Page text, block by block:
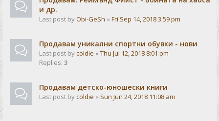
и др.
Last post byObi-GeSh « Fri Sep 14, 2018 3:59 pm
Продавам уникални спортни обувки - нови
Last post bycoldie « Thu Jul 12, 2018 8:01 pm
Replies: 3
Продавам детско-юношески книги
Last post bycoldie « Sun Jun 24, 2018 11:08 am